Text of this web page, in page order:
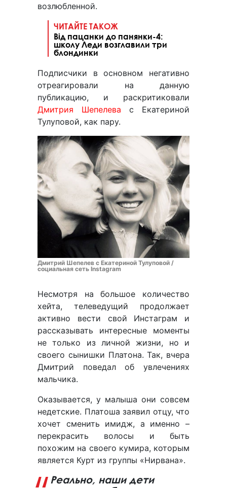
возлюбленной.
ЧИТАЙТЕ ТАКОЖ
Від пацанки до панянки-4:
школу Леди возглавили три
блондинки
Подписчики в основном негативно
отреагировали на данную
публикацию, и раскритиковали
Дмитрия Шепелева с Екатериной
Тулуповой, как пару.
Дмитрий Шепелев с Екатериной Тулуповой /
социальная сеть Instagram
Несмотря на большое количество
хейта, телеведущий продолжает
активно вести свой Инстаграм и
рассказывать интересные моменты
не только из личной жизни, но и
своего сынишки Платона. Так, вчера
Дмитрий поведал об увлечениях
мальчика.
Оказывается, у малыша они совсем
недетские. Платоша заявил отцу, что
хочет сменить имидж, а именно –
перекрасить волосы и быть
похожим на своего кумира, которым
является Курт из группы «Нирвана».
Реально, наши дети